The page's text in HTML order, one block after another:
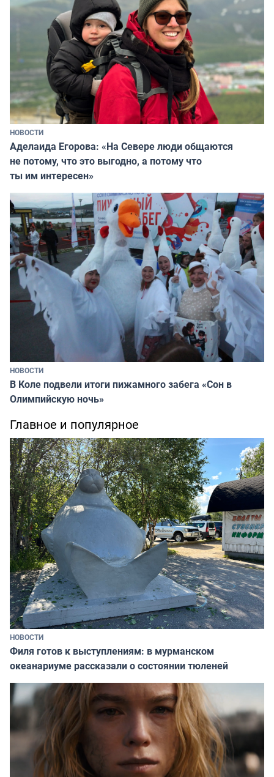
НОВОСТИ
Аделаида Егорова: «На Севере люди общаются
не потому, что это выгодно, а потому что
ты им интересен»
НОВОСТИ
В Коле подвели итоги пижамного забега «Сон в
Олимпийскую ночь»
Главное и популярное
НОВОСТИ
Филя готов к выступлениям: в мурманском
океанариуме рассказали о состоянии тюленей